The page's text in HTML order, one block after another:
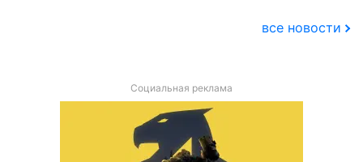
все новости
Социальная реклама